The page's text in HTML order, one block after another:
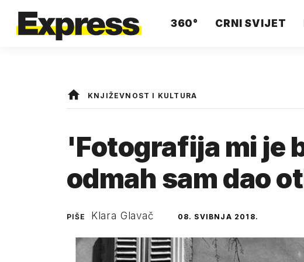
360° CRNI SVIJET
KNJIŽEVNOST I KULTURA
'Fotografija mi je
odmah sam dao
PIŠE Klara Glavač 08. SVIBNJA 2018.